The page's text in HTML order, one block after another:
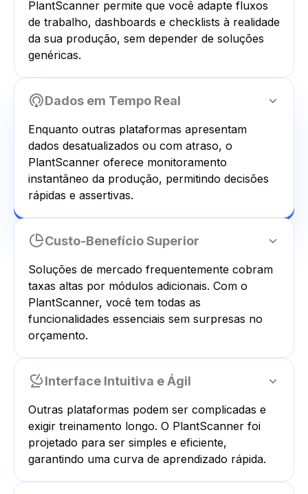
PlantScanner permite que você adapte fluxos
de trabalho, dashboards e checklists à realidade
da sua produção, sem depender de soluções
genéricas.
Dados em Tempo Real
Enquanto outras plataformas apresentam
dados desatualizados ou com atraso, o
PlantScanner oferece monitoramento
instantâneo da produção, permitindo decisões
rápidas e assertivas.
Custo-Benefício Superior
Soluções de mercado frequentemente cobram
taxas altas por módulos adicionais. Com o
PlantScanner, você tem todas as
funcionalidades essenciais sem surpresas no
orçamento.
Interface Intuitiva e Ágil
Outras plataformas podem ser complicadas e
exigir treinamento longo. O PlantScanner foi
projetado para ser simples e eficiente,
garantindo uma curva de aprendizado rápida.